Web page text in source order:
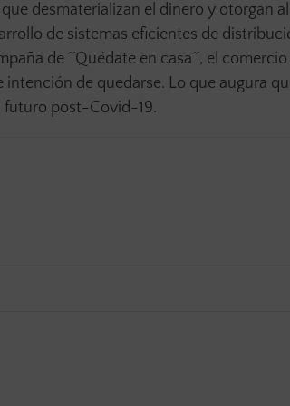
desmaterializan el dinero y otorgan al
de sistemas eficientes de
de ´´Quédate en casa´´, el comercio
de quedarse. Lo que augura
futuro post-Covid-19.